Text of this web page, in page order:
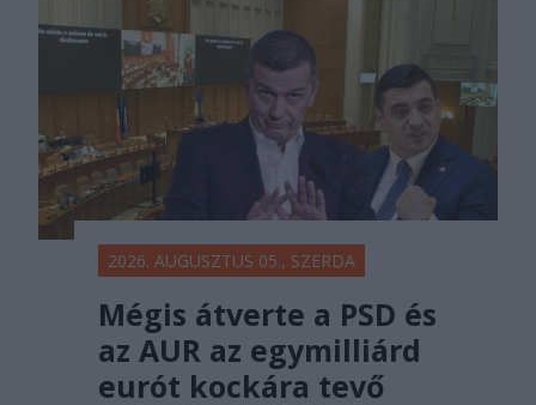
2026. AUGUSZTUS 05., SZERDA
Mégis átverte a PSD és
az AUR az egymilliárd
eurót kockára tevő